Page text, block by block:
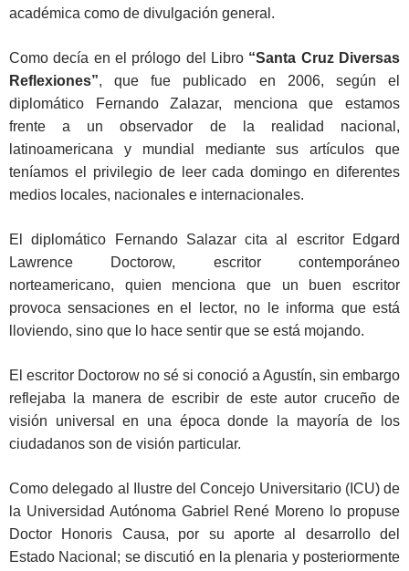
académica como de divulgación general.
Como decía en el prólogo del Libro “Santa Cruz Diversas
Reflexiones”, que fue publicado en 2006, según el
diplomático Fernando Zalazar, menciona que estamos
frente a un observador de la realidad nacional,
latinoamericana y mundial mediante sus artículos que
teníamos el privilegio de leer cada domingo en diferentes
medios locales, nacionales e internacionales.
El diplomático Fernando Salazar cita al escritor Edgard
Lawrence Doctorow, escritor contemporáneo
norteamericano, quien menciona que un buen escritor
provoca sensaciones en el lector, no le informa que está
lloviendo, sino que lo hace sentir que se está mojando.
El escritor Doctorow no sé si conoció a Agustín, sin embargo
reflejaba la manera de escribir de este autor cruceño de
visión universal en una época donde la mayoría de los
ciudadanos son de visión particular.
Como delegado al Ilustre del Concejo Universitario (ICU) de
la Universidad Autónoma Gabriel René Moreno lo propuse
Doctor Honoris Causa, por su aporte al desarrollo del
Estado Nacional; se discutió en la plenaria y posteriormente